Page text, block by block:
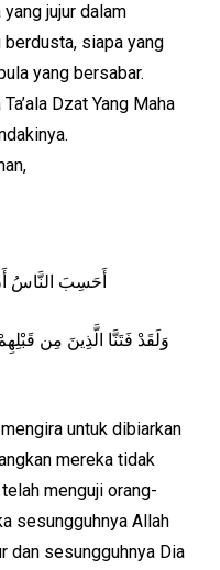
jujur dalam
berdusta, siapa yang
yang bersabar.
Dzat Yang Maha
أَحَسِبَ النَّاسُ أَن
وَلَقَدْ فَتَنَّا الَّذِينَ مِن
untuk dibiarkan
mereka tidak
menguji orang-
sesungguhnya Allah
dan sesungguhnya Dia